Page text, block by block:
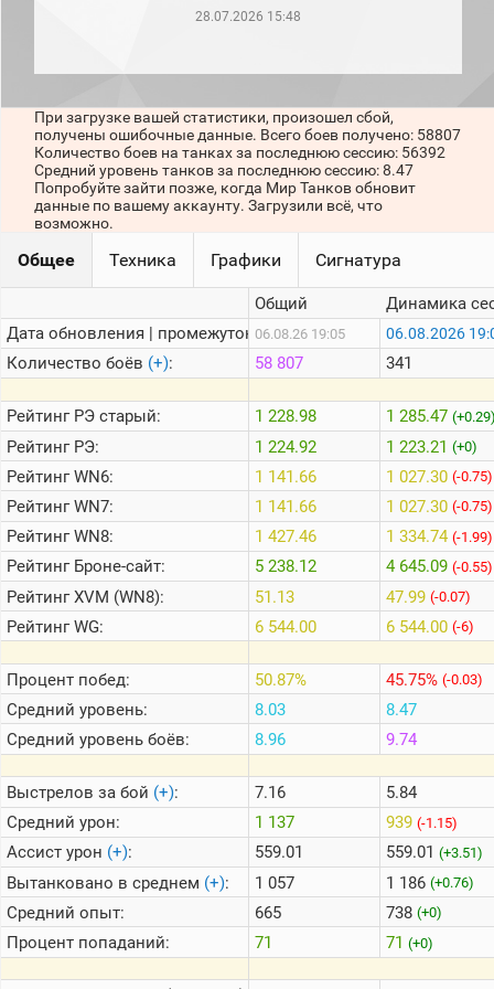
месяц)
игроков
последние
сессии)
1000
стримеров
Информация
Онлайн
Цветовая
шкала
Теlegram
ВК
Портал
Мира
28.07.2026 15:48
При загрузке вашей статистики, произошел сбой,
получены ошибочные данные. Всего боев получено: 58807
Количество боев на танках за последнюю сессию: 56392
Средний уровень танков за последнюю сессию: 8.47
Попробуйте зайти позже, когда Мир Танков обновит
данные по вашему аккаунту. Загрузили всё, что
возможно.
Общее Техника Графики Сигнатура
Дата обновления | промежуток:
Количество боёв (+):
РейтингРЭ старый:
РейтингРЭ:
РейтингWN6:
РейтингWN7:
РейтингWN8:
РейтингБроне-сайт:
РейтингXVM (WN8):
РейтингWG:
Процент побед:
Средний уровень:
Средний уровень боёв:
Выстрелов за бой (+):
Средний урон:
Ассист урон (+):
Вытанковано в среднем (+):
Средний опыт:
Процент попаданий:
Общий
06.08.26 19:05
58 807
1 228.98
1 224.92
1 141.66
1 141.66
1 427.46
5 238.12
51.13
6 544.00
50.87%
8.03
8.96
7.16
1 137
559.01
1 057
665
71
Динамика
06.08.2026
341
1 285.47
1 223.21 (+0)
1 027.30 (-0.75)
1 027.30 (-0.75)
1 334.74 (-1.99)
4 645.09 (-0.55)
47.99 (-0.07)
6 544.00 (-6)
45.75% (-0.03)
8.47
9.74
5.84
939 (-1.15)
559.01 (+3.51)
1 186 (+0.76)
738 (+0)
71 (+0)